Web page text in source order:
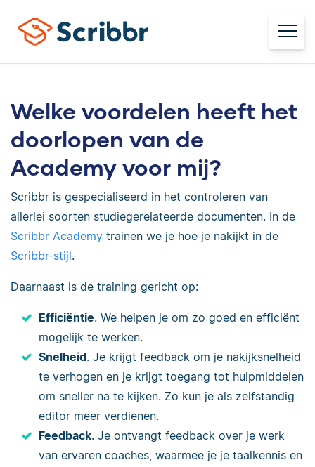
Welke voordelen heeft het
doorlopen van de
Academy voor mij?
Scribbr is gespecialiseerd in het controleren van
allerlei soorten studiegerelateerde documenten. In de
Scribbr Academy trainen we je hoe je nakijkt in de
Scribbr-stijl.
Daarnaast is de training gericht op:
Efficiëntie. We helpen je om zo goed en efficiënt
mogelijk te werken.
Snelheid. Je krijgt feedback om je nakijksnelheid
te verhogen en je krijgt toegang tot hulpmiddelen
om sneller na te kijken. Zo kun je als zelfstandig
editor meer verdienen.
Feedback. Je ontvangt feedback over je werk
van ervaren coaches, waarmee je je taalkennis en